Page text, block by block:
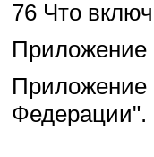
76 Что
Приложение
Федерации".